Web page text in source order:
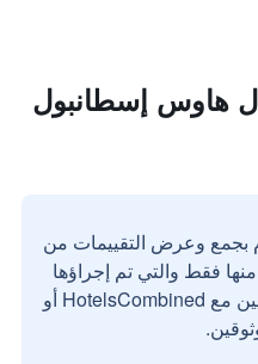
هاوس إسطانبول
بجمع وعرض التقييمات من
فقط والتي تم إجراؤها
بواسطة مستخدمين حقيقيين مع HotelsCombined أو